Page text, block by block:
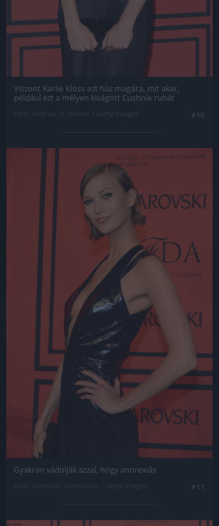
Viszont Karlie Kloss azt húz magára, mit akar,
például ezt a mélyen kivágott Cushnie ruhát
Jön még kép!
Gyakran vádolják azzal, hogy anorexiás